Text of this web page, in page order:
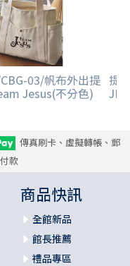
03/帆布外出提
Jesus(不分色)
提
傳真刷卡、虛擬轉帳、郵
款
商品快訊
全館新品
館長推薦
禮品專區